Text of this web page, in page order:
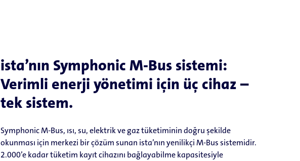
ista’nın Symphonic M-Bus sistemi:
Verimli enerji yönetimi için üç cihaz –
tek sistem.
Symphonic M-Bus, ısı, su, elektrik ve gaz tüketiminin doğru şekilde
okunması için merkezi bir çözüm sunan ista’nın yenilikçi M-Bus sistemidir.
2.000’e kadar tüketim kayıt cihazını bağlayabilme kapasitesiyle